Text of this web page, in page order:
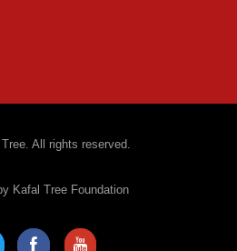
All rights reserved.
Kafal Tree Foundation